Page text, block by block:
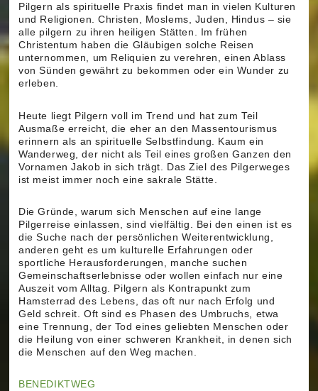
Pilgern als spirituelle Praxis findet man in vielen Kulturen
und Religionen. Christen, Moslems, Juden, Hindus – sie
alle pilgern zu ihren heiligen Stätten. Im frühen
Christentum haben die Gläubigen solche Reisen
unternommen, um Reliquien zu verehren, einen Ablass
von Sünden gewährt zu bekommen oder ein Wunder zu
erleben.
Heute liegt Pilgern voll im Trend und hat zum Teil
Ausmaße erreicht, die eher an den Massentourismus
erinnern als an spirituelle Selbstfindung. Kaum ein
Wanderweg, der nicht als Teil eines großen Ganzen den
Vornamen Jakob in sich trägt. Das Ziel des Pilgerweges
ist meist immer noch eine sakrale Stätte.
Die Gründe, warum sich Menschen auf eine lange
Pilgerreise einlassen, sind vielfältig. Bei den einen ist es
die Suche nach der persönlichen Weiterentwicklung,
anderen geht es um kulturelle Erfahrungen oder
sportliche Herausforderungen, manche suchen
Gemeinschaftserlebnisse oder wollen einfach nur eine
Auszeit vom Alltag. Pilgern als Kontrapunkt zum
Hamsterrad des Lebens, das oft nur nach Erfolg und
Geld schreit. Oft sind es Phasen des Umbruchs, etwa
eine Trennung, der Tod eines geliebten Menschen oder
die Heilung von einer schweren Krankheit, in denen sich
die Menschen auf den Weg machen.
BENEDIKTWEG